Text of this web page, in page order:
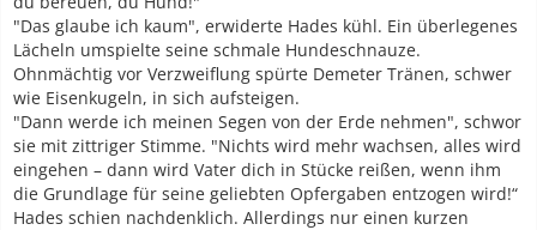
"Das glaube ich kaum", erwiderte Hades kühl. Ein überlegenes
Lächeln umspielte seine schmale Hundeschnauze.
Ohnmächtig vor Verzweiflung spürte Demeter Tränen, schwer
wie Eisenkugeln, in sich aufsteigen.
"Dann werde ich meinen Segen von der Erde nehmen", schwor
sie mit zittriger Stimme. "Nichts wird mehr wachsen, alles wird
eingehen – dann wird Vater dich in Stücke reißen, wenn ihm
die Grundlage für seine geliebten Opfergaben entzogen wird!“
Hades schien nachdenklich. Allerdings nur einen kurzen